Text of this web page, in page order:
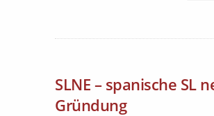
SLNE – spanische SL
Gründung